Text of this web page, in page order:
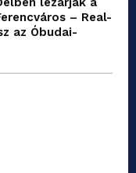
– Real-
az Óbudai-